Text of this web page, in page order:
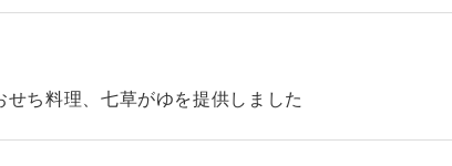
ち料理、七草がゆを提供しました